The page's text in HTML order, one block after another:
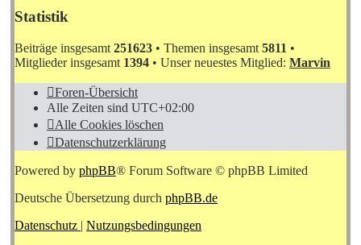
Statistik
Beiträge insgesamt 251623 • Themen insgesamt 5811 •
Mitglieder insgesamt 1394 • Unser neuestes Mitglied: Marvin
Foren-Übersicht
Alle Zeiten sind UTC+02:00
Alle Cookies löschen
Datenschutzerklärung
Powered by phpBB® Forum Software © phpBB Limited
Deutsche Übersetzung durch phpBB.de
Datenschutz | Nutzungsbedingungen